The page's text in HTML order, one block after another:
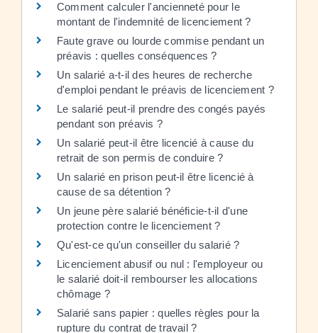
Comment calculer l'ancienneté pour le
montant de l'indemnité de licenciement ?
Faute grave ou lourde commise pendant un
préavis : quelles conséquences ?
Un salarié a-t-il des heures de recherche
d'emploi pendant le préavis de licenciement ?
Le salarié peut-il prendre des congés payés
pendant son préavis ?
Un salarié peut-il être licencié à cause du
retrait de son permis de conduire ?
Un salarié en prison peut-il être licencié à
cause de sa détention ?
Un jeune père salarié bénéficie-t-il d'une
protection contre le licenciement ?
Qu'est-ce qu'un conseiller du salarié ?
Licenciement abusif ou nul : l'employeur ou
le salarié doit-il rembourser les allocations
chômage ?
Salarié sans papier : quelles règles pour la
rupture du contrat de travail ?